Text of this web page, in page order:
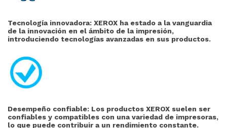
Tecnología innovadora: XEROX ha estado a la vanguardia
de la innovación en el ámbito de la impresión,
introduciendo tecnologías avanzadas en sus productos.
Desempeño confiable: Los productos XEROX suelen ser
confiables y compatibles con una variedad de impresoras,
lo que puede contribuir a un rendimiento constante.